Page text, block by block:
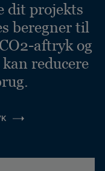
dit projekts
beregner til
aftryk og
reducere